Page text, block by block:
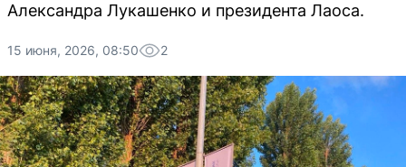
Александра Лукашенко и президента Лаоса.
15 июня, 2026, 08:50 2